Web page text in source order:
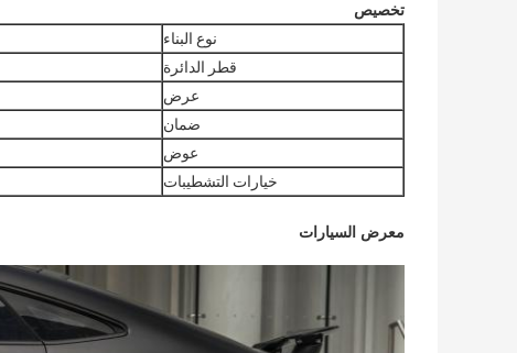
تخصيص
نوع البناء
قطر الدائرة
عرض
ضمان
عوض
خيارات التشطيبات
معرض السيارات